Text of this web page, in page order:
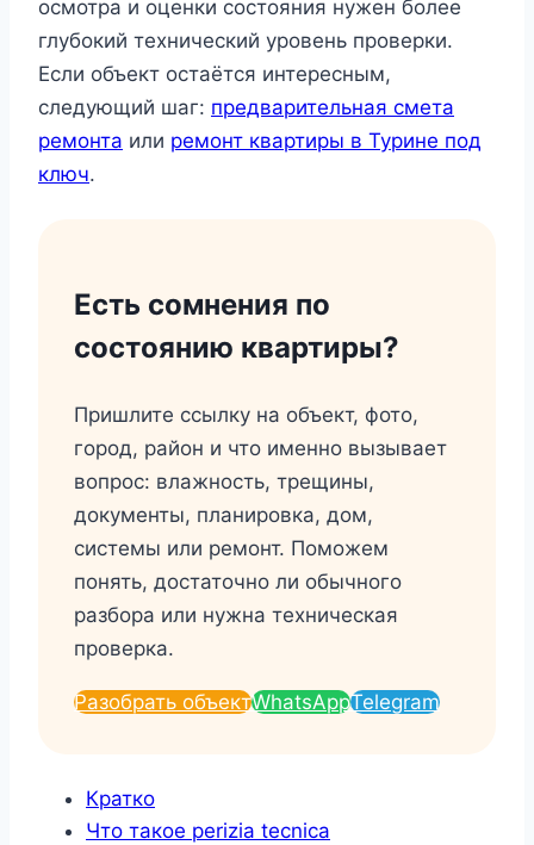
осмотра и оценки состояния нужен более
глубокий технический уровень проверки.
Если объект остаётся интересным,
следующий шаг: предварительная смета
ремонта или ремонт квартиры в Турине под
ключ.
Есть сомнения по
состоянию квартиры?
Пришлите ссылку на объект, фото,
город, район и что именно вызывает
вопрос: влажность, трещины,
документы, планировка, дом,
системы или ремонт. Поможем
понять, достаточно ли обычного
разбора или нужна техническая
проверка.
Разобрать объектWhatsAppTelegram
Кратко
Что такое perizia tecnica